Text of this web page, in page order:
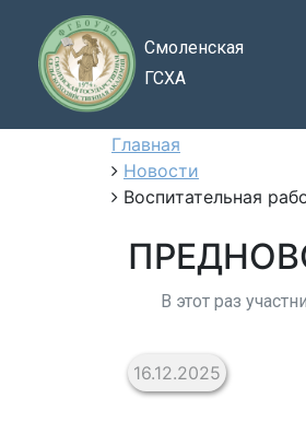
Смоленская
ГСХА
Главная
Новости
Воспитательная
В этот раз
16.12.2025